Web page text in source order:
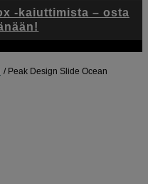
Peak Design Slide Ocean
-kaiuttimista – osta